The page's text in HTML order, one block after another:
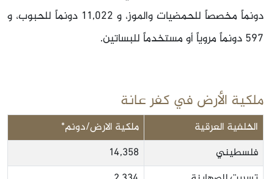
دونماً مخصصاً للحمضيات والموز، و 11,022 دونماً للحبوب، و
597 دونماً مروياً أو مستخدماً للبساتين.
ملكية الأرض في كفر عانة
الخلفية العرقية
ملكية الارض/دونم*
فلسطيني
14,358